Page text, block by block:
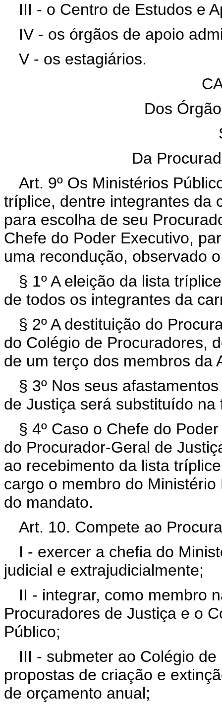
III - o Centro de Estudos e
IV - os órgãos de apoio
V - os estagiários.
Dos
Da
Art. 9º Os Ministérios
tríplice, dentre integrantes da
para escolha de seu
Chefe do Poder Executivo,
uma recondução, observado
§ 1º A eleição da lista
de todos os integrantes da
§ 2º A destituição do
do Colégio de Procuradores,
de um terço dos membros da
§ 3º Nos seus
de Justiça será substituído
§ 4º Caso o Chefe do
do Procurador-Geral de
ao recebimento da lista
cargo o membro do
do mandato.
Art. 10. Compete ao
I - exercer a chefia do
judicial e extrajudicialmente;
II - integrar, como membro
Procuradores de Justiça e o
Público;
III - submeter ao Colégio
propostas de criação e
de orçamento anual;